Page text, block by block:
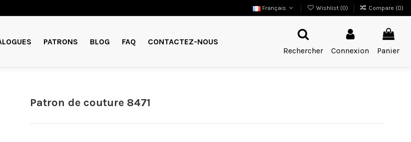
Français Wishlist (0) Compare (0)
PATRONS BLOG FAQ
CONTACTEZ-NOUS
Rechercher
Connexion Panier
Patron de couture 8471